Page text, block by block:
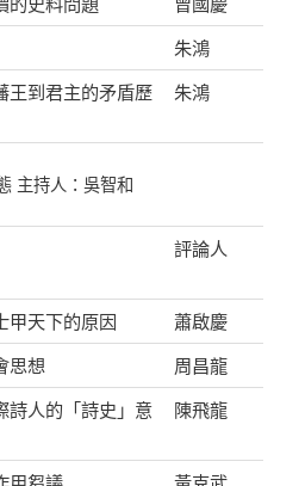
朱鴻
王到君主的矛盾歷
朱鴻
主持人：吳智和
評論人
甲天下的原因
蕭啟慶
思想
周昌龍
詩人的「詩史」意
陳飛龍